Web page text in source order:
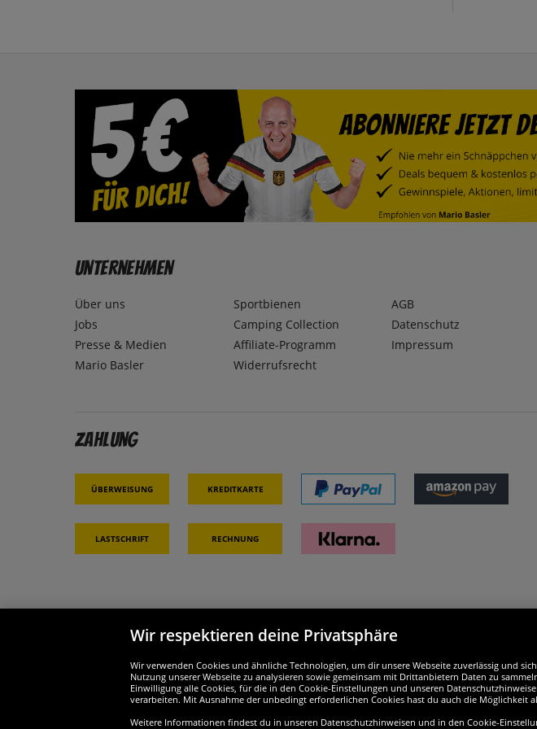
Unternehmen
Über uns
Jobs
Presse & Medien
Mario Basler
Sportbienen
Camping Collection
Affiliate-Programm
Widerrufsrecht
AGB
Datenschutz
Impressum
Zahlung
Überweisung Kreditkarte
Lastschrift Rechnung
Partner & Sicherheit Wir sind ausgezeichnet
Wir respektieren deine Privatsphäre
Wir verwenden Cookies und ähnliche Technologien, um dir unsere Webseite zuverlässig und
Nutzung unserer Webseite zu analysieren sowie gemeinsam mit Drittanbietern Daten zu
Einwilligung alle Cookies, für die in den Cookie-Einstellungen und unseren
verarbeiten. Mit Ausnahme der unbedingt erforderlichen Cookies hast du auch die Möglichkeit
Weitere Informationen findest du in unseren Datenschutzhinweisen und in den Cookie-